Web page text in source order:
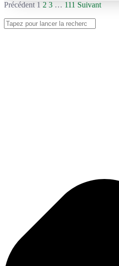
Précédent 1 2 3 … 111 Suivant